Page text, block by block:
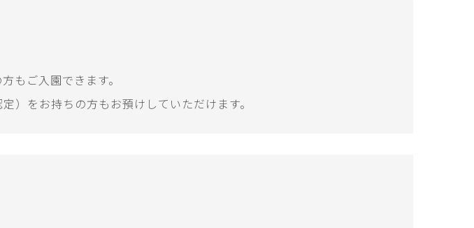
もご入園できます。
）をお持ちの方もお預けしていただけます。